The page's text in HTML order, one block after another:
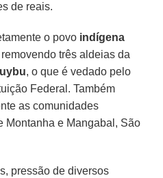
de reais.
o povo indígena
três aldeias da
, o que é vedado pelo
Federal. Também
as comunidades
Montanha e Mangabal, São
pressão de diversos